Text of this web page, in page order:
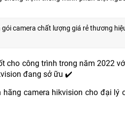
gói camera chất lượng giá rẻ thương
cho công trình trong năm 2022
đang sở ữu ✔️
camera hikvision cho đại lý